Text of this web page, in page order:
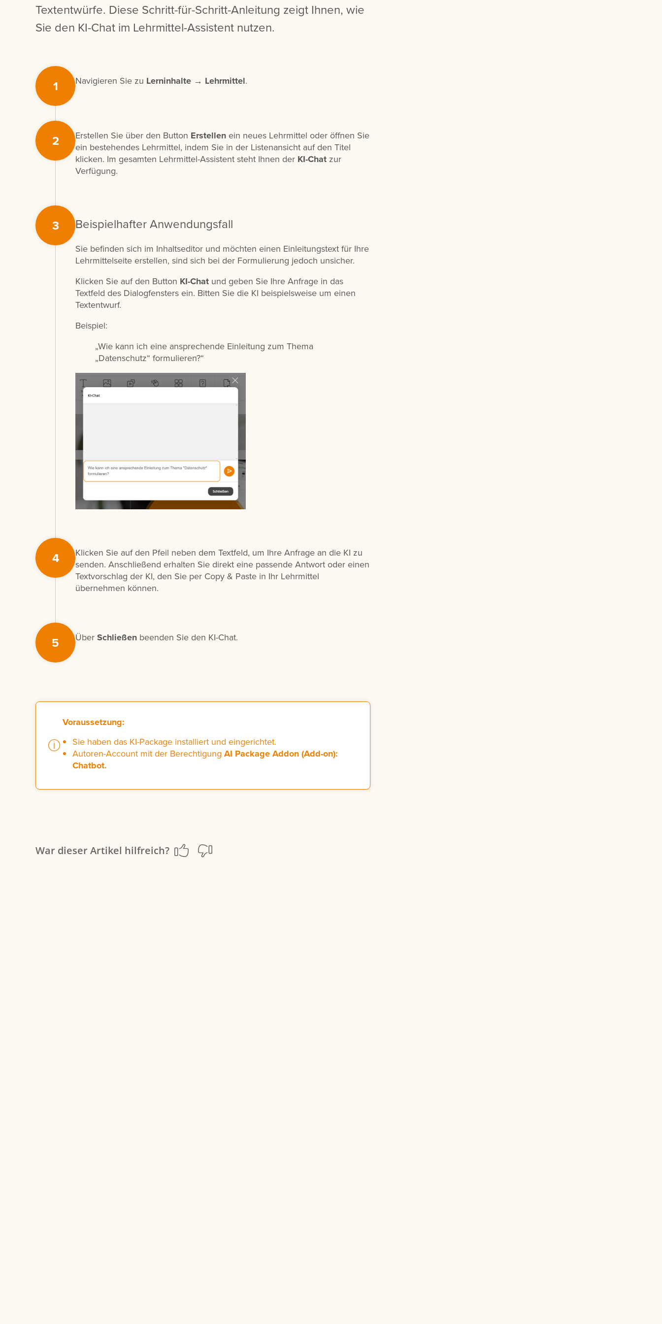
Textentwürfe. Diese Schritt-für-Schritt-Anleitung zeigt Ihnen, wie
Sie den KI-Chat im Lehrmittel-Assistent nutzen.
1 Navigieren Sie zu Lerninhalte → Lehrmittel.
2 Erstellen Sie über den Button Erstellen ein neues Lehrmittel oder öffnen Sie
ein bestehendes Lehrmittel, indem Sie in der Listenansicht auf den Titel
klicken. Im gesamten Lehrmittel-Assistent steht Ihnen der KI-Chat zur
Verfügung.
3 Beispielhafter Anwendungsfall
Sie befinden sich im Inhaltseditor und möchten einen Einleitungstext für Ihre
Lehrmittelseite erstellen, sind sich bei der Formulierung jedoch unsicher.
Klicken Sie auf den Button KI-Chat und geben Sie Ihre Anfrage in das
Textfeld des Dialogfensters ein. Bitten Sie die KI beispielsweise um einen
Textentwurf.
Beispiel:
„Wie kann ich eine ansprechende Einleitung zum Thema
„Datenschutz“ formulieren?“
4
Klicken Sie auf den Pfeil neben dem Textfeld, um Ihre Anfrage an die KI zu
senden. Anschließend erhalten Sie direkt eine passende Antwort oder einen
Textvorschlag der KI, den Sie per Copy & Paste in Ihr Lehrmittel
übernehmen können.
5 ÜberSchließen beenden Sie den KI-Chat.
Voraussetzung:
Sie haben das KI-Package installiert und eingerichtet.
Autoren-Account mit der Berechtigung AI Package Addon (Add-on):
Chatbot.
War dieser Artikel hilfreich?